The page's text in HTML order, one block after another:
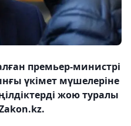
премьер-министрі
үкімет мүшелеріне
жою туралы